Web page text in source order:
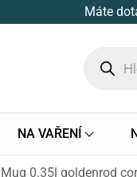
Máte
NA VAŘENÍ
0.35l goldenrod